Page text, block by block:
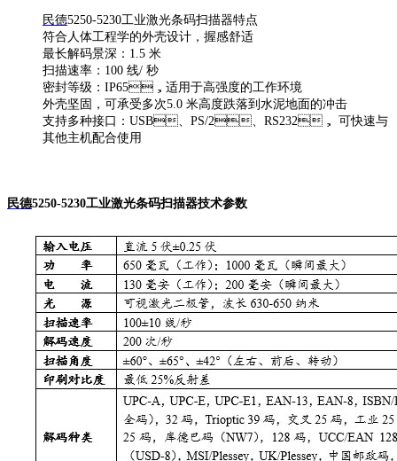
民德5250-5230工业激光条码扫描器特点
符合人体工程学的外壳设计，握感舒适
最长解码景深：1.5 米
扫描速率：100 线/ 秒
密封等级：IP65，适用于高强度的工作环境
外壳坚固，可承受多次5.0 米高度跌落到水泥地面的冲击
支持多种接口：USB、PS/2、RS232， 可快速与
其他主机配合使用
民德5250-5230工业激光条码扫描器技术参数